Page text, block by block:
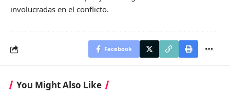
involucradas en el conflicto.
Facebook
You Might Also Like